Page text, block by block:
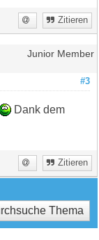
Zitieren
Junior Member
#3
Dank dem
Zitieren